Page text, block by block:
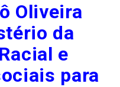
Oliveira
da
e
para